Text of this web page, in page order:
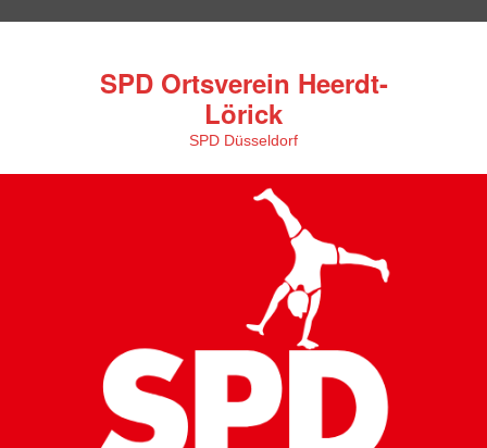
SPD Ortsverein Heerdt-
Lörick
SPD Düsseldorf